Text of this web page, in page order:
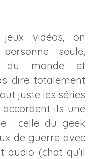
vidéos, on
seule,
du monde et
dire totalement
juste les séries
ils une
: celle du geek
de guerre avec
audio (chat qu’il